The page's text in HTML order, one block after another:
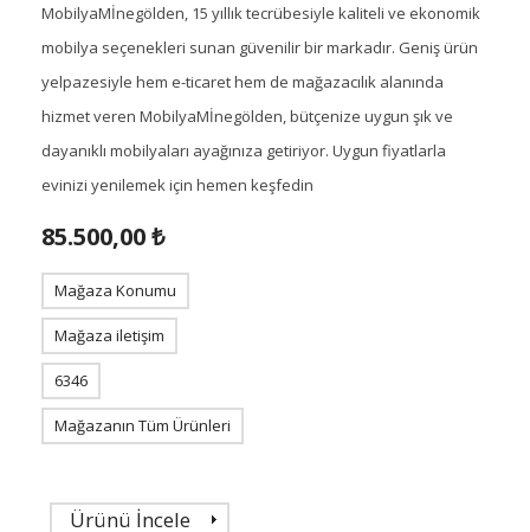
MobilyaMİnegölden, 15 yıllık tecrübesiyle kaliteli ve ekonomik
mobilya seçenekleri sunan güvenilir bir markadır. Geniş ürün
yelpazesiyle hem e-ticaret hem de mağazacılık alanında
hizmet veren MobilyaMİnegölden, bütçenize uygun şık ve
dayanıklı mobilyaları ayağınıza getiriyor. Uygun fiyatlarla
evinizi yenilemek için hemen keşfedin
85.500,00 ₺
Mağaza Konumu
Mağaza iletişim
6346
Mağazanın Tüm Ürünleri
Ürünü İncele